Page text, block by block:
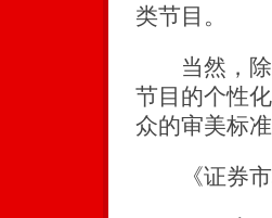
类节目。
当然，除
节目的个性
众的审美标准
《证券市